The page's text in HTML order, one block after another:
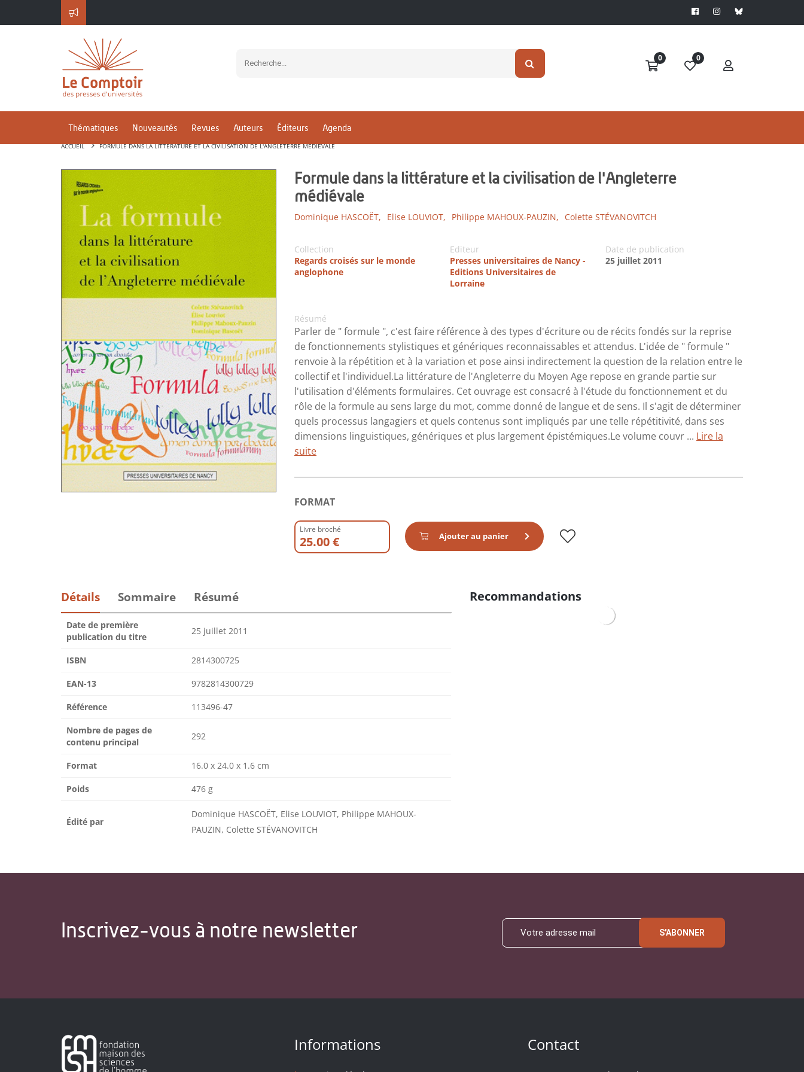
0 0
Thématiques Nouveautés Revues Auteurs Éditeurs Agenda
ACCUEIL FORMULE DANS LA LITTÉRATURE ET LA CIVILISATION DE L'ANGLETERRE MÉDIÉVALE
Formule dans la littérature et la civilisation de l'Angleterre
médiévale
Dominique HASCOËT, Elise LOUVIOT, Philippe MAHOUX-PAUZIN, Colette STÉVANOVITCH
Collection
Regards croisés sur le monde
anglophone
Editeur
Presses universitaires de Nancy -
Editions Universitaires de
Lorraine
Date de publication
25 juillet 2011
Résumé
Parler de " formule ", c'est faire référence à des types d'écriture ou de récits fondés sur la reprise
de fonctionnements stylistiques et génériques reconnaissables et attendus. L'idée de " formule "
renvoie à la répétition et à la variation et pose ainsi indirectement la question de la relation entre le
collectif et l'individuel.La littérature de l'Angleterre du Moyen Age repose en grande partie sur
l'utilisation d'éléments formulaires. Cet ouvrage est consacré à l'étude du fonctionnement et du
rôle de la formule au sens large du mot, comme donné de langue et de sens. Il s'agit de déterminer
quels processus langagiers et quels contenus sont impliqués par une telle répétitivité, dans ses
dimensions linguistiques, génériques et plus largement épistémiques.Le volume couvr ... Lire la
suite
FORMAT
Livre broché
25.00 € Ajouter au panier
Détails Sommaire Résumé
Date de première
publication du titre
25 juillet 2011
ISBN 2814300725
EAN-13 9782814300729
Référence 113496-47
Nombre de pages de
contenu principal
292
Format 16.0 x 24.0 x 1.6 cm
Poids 476 g
Édité par
Dominique HASCOËT, Elise LOUVIOT, Philippe MAHOUX-
PAUZIN, Colette STÉVANOVITCH
Recommandations
Inscrivez-vous à notre newsletter S'ABONNER
Informations Contact